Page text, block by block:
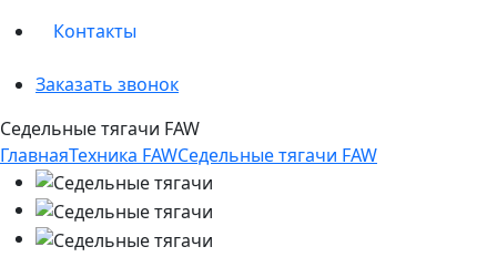
Контакты
Заказать звонок
Седельные тягачи FAW
ГлавнаяТехника FAWСедельные тягачи FAW